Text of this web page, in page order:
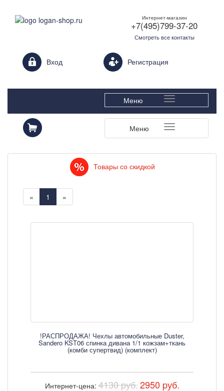
Интернет-магазин
+7(495)799-37-20
Смотреть все контакты
Вход Login form Регистрация
Меню
Меню
Товары со скидкой
« 1 »
!РАСПРОДАЖА! Чехлы автомобильные Duster,
Sandero KST06 спинка дивана 1/1 кожзам+ткань
(комби супертвид) (комплект)
Интернет-цена:4130 pуб.2950 pуб.